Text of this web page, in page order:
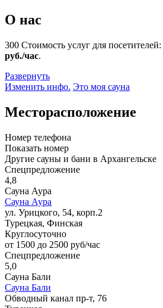
О нас
300 Стоимость услуг для посетителей:
руб./час.
Развернуть
Изменить инфо. Это моя сауна
Месторасположение
Номер телефона
Показать номер
Другие сауны и бани в Архангельске
Спецпредложение
4,8
Сауна Аура
Сауна Аура
ул. Урицкого, 54, корп.2
Турецкая, Финская
Круглосуточно
от 1500 до 2500 руб/час
Спецпредложение
5,0
Сауна Бали
Сауна Бали
Обводный канал пр-т, 76